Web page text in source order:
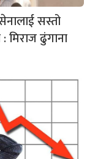
सस्तो
मिराज ढुंगाना